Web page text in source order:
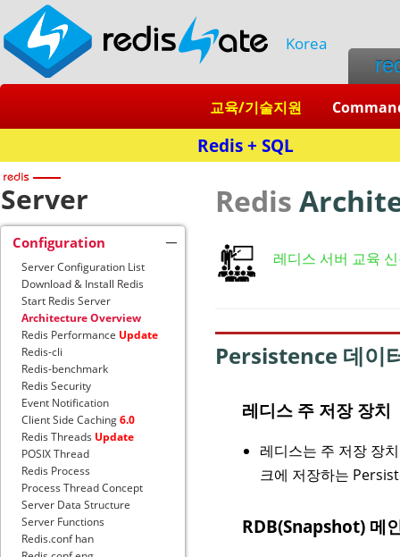
Korea
교육/기술지원
Redis + SQL
Server
Configuration
Server Configuration List
Download & Install Redis
Start Redis Server
Architecture Overview
Redis Performance Update
Redis-cli
Redis-benchmark
Redis Security
Event Notification
Client Side Caching6.0
Redis Threads Update
POSIX Thread
Redis Process
Process Thread Concept
Server Data Structure
Server Functions
Redis.conf han
Redis
레디스 서버 교육
Persistence 데이
레디스 주 저장 장치
레디스는 주 저장 장
크에 저장하는
RDB(Snapshot) 메